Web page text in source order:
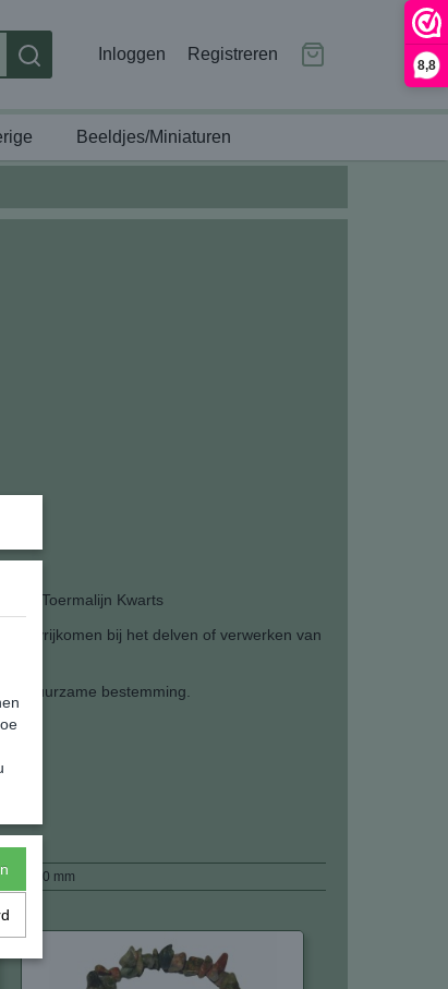
8,8
Inloggen Registreren
Beeldjes/Miniaturen
Toermalijn Kwarts
die vrijkomen bij het delven of verwerken van
duurzame bestemming.
g
x 0 x 0 mm